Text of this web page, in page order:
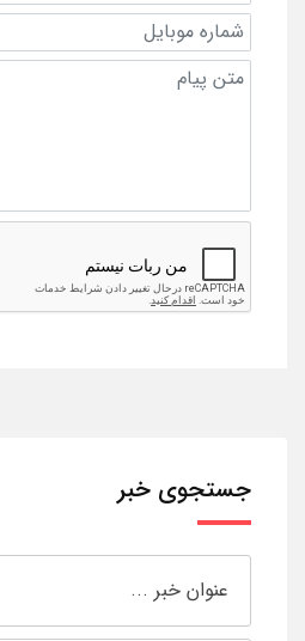
جستجوی خبر